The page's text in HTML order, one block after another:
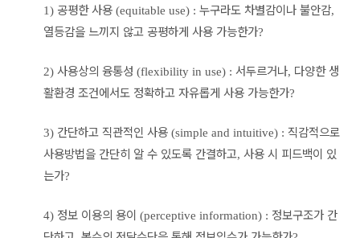
1) 공평한 사용 (equitable use) : 누구라도 차별감이나 불안감,
열등감을 느끼지 않고 공평하게 사용 가능한가?
2) 사용상의 융통성 (flexibility in use) : 서두르거나, 다양한 생
활환경 조건에서도 정확하고 자유롭게 사용 가능한가?
3) 간단하고 직관적인 사용 (simple and intuitive) : 직감적으로
사용방법을 간단히 알 수 있도록 간결하고, 사용 시 피드백이 있
는가?
4) 정보 이용의 용이 (perceptive information) : 정보구조가 간